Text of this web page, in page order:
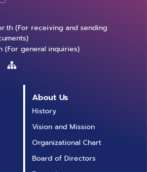
(For receiving and sending
(For general inquiries)
About Us
History
Vision and Mission
Organizational Chart
Board of Directors